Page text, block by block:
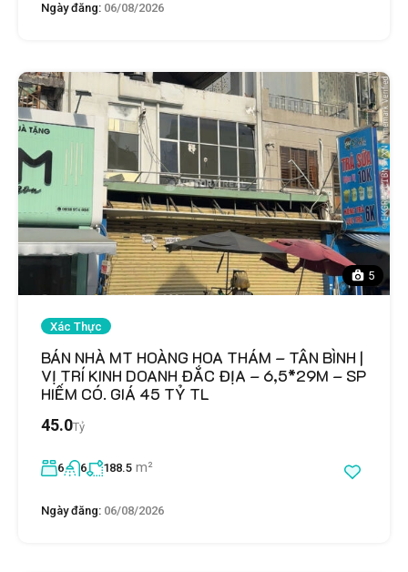
Ngày đăng: 06/08/2026
5
Xác Thực
BÁN NHÀ MT HOÀNG HOA THÁM – TÂN BÌNH |
VỊ TRÍ KINH DOANH ĐẮC ĐỊA – 6,5*29M – SP
HIẾM CÓ. GIÁ 45 TỶ TL
45.0Tỷ
6 6 188.5 m²
Ngày đăng: 06/08/2026